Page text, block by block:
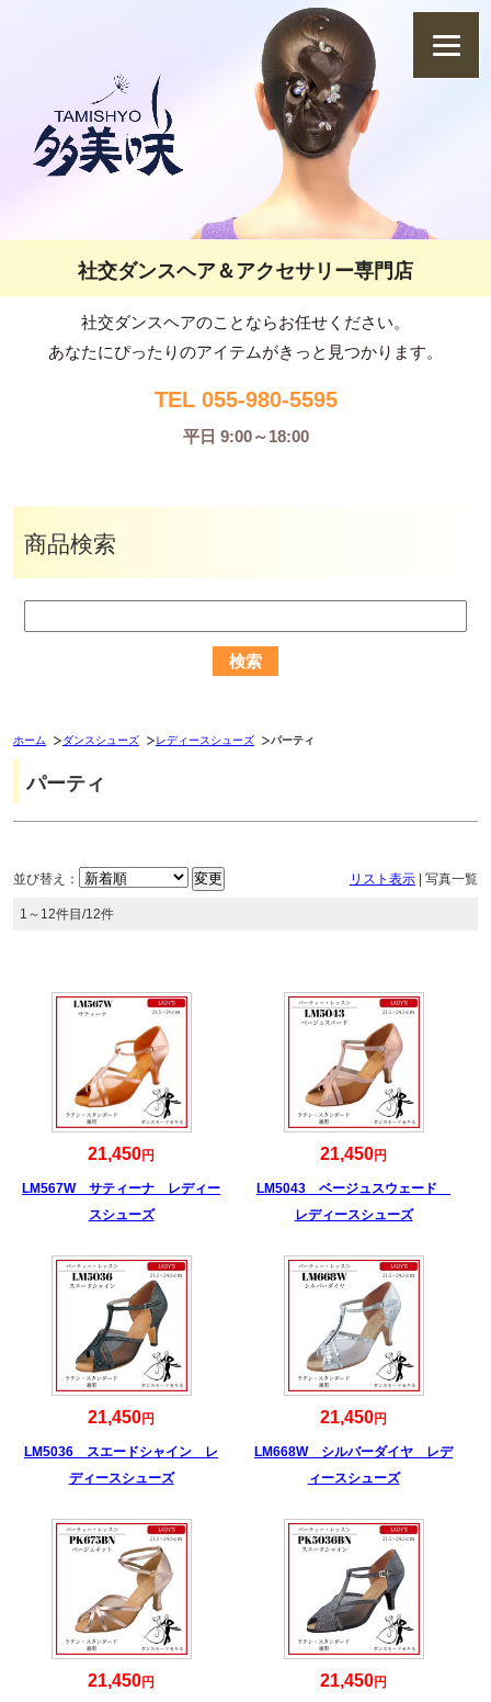
社交ダンスヘア＆アクセサリー専門店
社交ダンスヘアのことならお任せください。
あなたにぴったりのアイテムがきっと見つかります。
TEL 055-980-5595
平日 9:00～18:00
商品検索
ホーム ダンスシューズ レディースシューズ パーティ
パーティ
リスト表示 写真一覧
並び替え：
1～12件目/12件
21,450円
LM567W サティーナ レディー
スシューズ
21,450円
LM5043 ベージュスウェード
レディースシューズ
21,450円
LM5036 スエードシャイン レ
ディースシューズ
21,450円
LM668W シルバーダイヤ レデ
ィースシューズ
21,450円 21,450円